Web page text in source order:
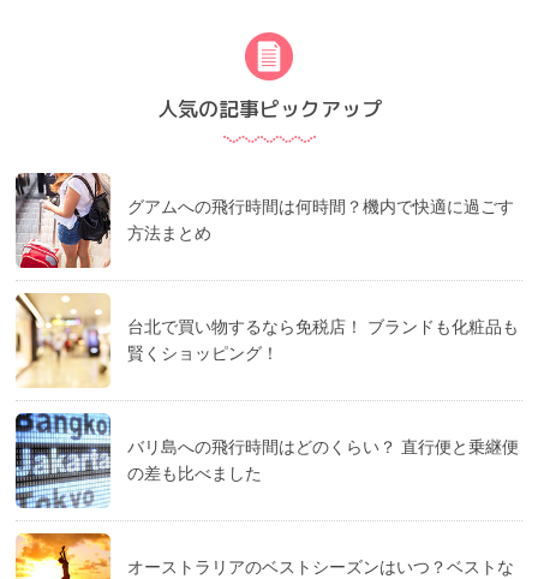
人気の記事ピックアップ
グアムへの飛行時間は何時間？機内で快適に過ごす
方法まとめ
台北で買い物するなら免税店！ ブランドも化粧品も
賢くショッピング！
バリ島への飛行時間はどのくらい？ 直行便と乗継便
の差も比べました
オーストラリアのベストシーズンはいつ？ベストな